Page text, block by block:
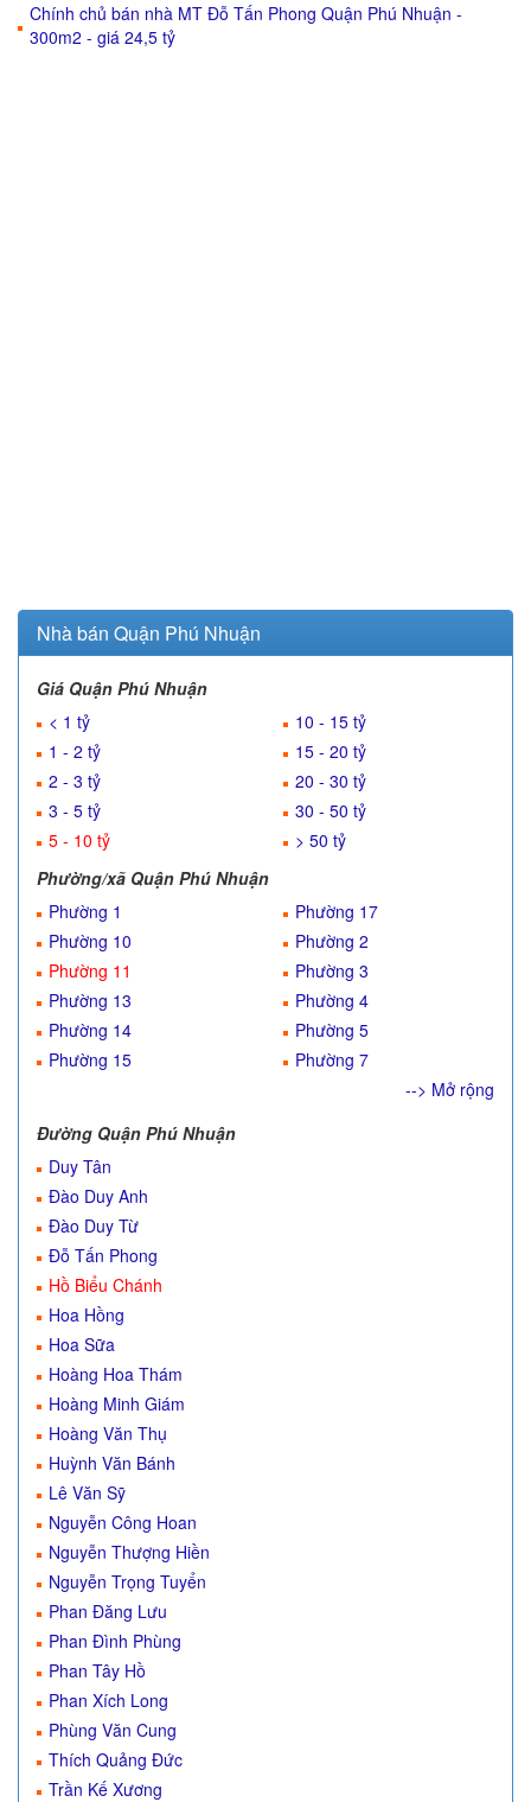
Chính chủ bán nhà MT Đỗ Tấn Phong Quận Phú Nhuận -
300m2 - giá 24,5 tỷ
Nhà bán Quận Phú Nhuận
Giá Quận Phú Nhuận
< 1 tỷ
1 - 2 tỷ
2 - 3 tỷ
3 - 5 tỷ
5 - 10 tỷ
10 - 15 tỷ
15 - 20 tỷ
20 - 30 tỷ
30 - 50 tỷ
> 50 tỷ
Phường/xã Quận Phú Nhuận
Phường 1
Phường 10
Phường 11
Phường 13
Phường 14
Phường 15
Phường 17
Phường 2
Phường 3
Phường 4
Phường 5
Phường 7
--> Mở rộng
Đường Quận Phú Nhuận
Duy Tân
Đào Duy Anh
Đào Duy Từ
Đỗ Tấn Phong
Hồ Biểu Chánh
Hoa Hồng
Hoa Sữa
Hoàng Hoa Thám
Hoàng Minh Giám
Hoàng Văn Thụ
Huỳnh Văn Bánh
Lê Văn Sỹ
Nguyễn Công Hoan
Nguyễn Thượng Hiền
Nguyễn Trọng Tuyển
Phan Đăng Lưu
Phan Đình Phùng
Phan Tây Hồ
Phan Xích Long
Phùng Văn Cung
Thích Quảng Đức
Trần Kế Xương